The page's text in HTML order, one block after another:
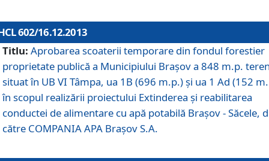
602/16.12.2013
Titlu: Aprobarea scoaterii temporare din fondul forestier
proprietate publică a Municipiului Braşov a 848 m.p.
situat în UB VI Tâmpa, ua 1B (696 m.p.) şi ua 1 Ad (152
în scopul realizării proiectului Extinderea şi reabilitarea
conductei de alimentare cu apă potabilă Braşov - Săcele,
către COMPANIA APA Braşov S.A.